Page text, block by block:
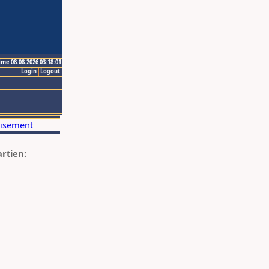
08.08.2026 03:18:01
Logout
Login